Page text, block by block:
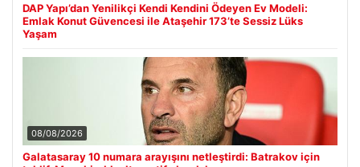
DAP Yapı’dan Yenilikçi Kendi Kendini Ödeyen Ev Modeli:
Emlak Konut Güvencesi ile Ataşehir 173’te Sessiz Lüks
Yaşam
08/08/2026
Galatasaray 10 numara arayışını netleştirdi: Batrakov için